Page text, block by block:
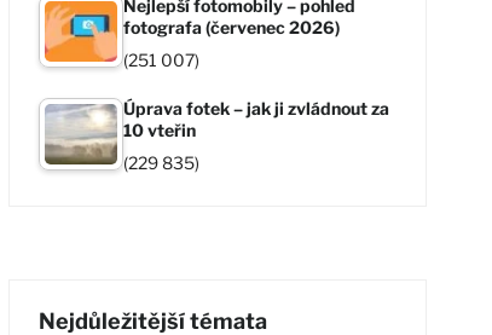
Nejlepší fotomobily – pohled
fotografa (červenec 2026)
(251 007)
Úprava fotek – jak ji zvládnout za
10 vteřin
(229 835)
Nejdůležitější témata